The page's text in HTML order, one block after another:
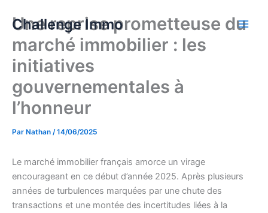
Challenge Immo
Une reprise prometteuse du
marché immobilier : les
initiatives
gouvernementales à
l’honneur
Par Nathan /14/06/2025
Le marché immobilier français amorce un virage
encourageant en ce début d’année 2025. Après plusieurs
années de turbulences marquées par une chute des
transactions et une montée des incertitudes liées à la